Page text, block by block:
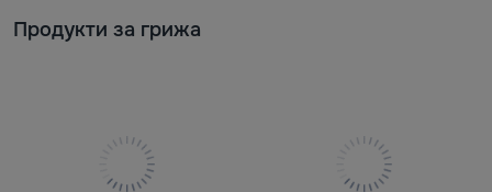
Продукти за грижа